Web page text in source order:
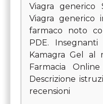
Viagra generico
Viagra generico
farmaco noto
PDE.
Kamagra Gel al
Farmacia
Descrizione
recensioni